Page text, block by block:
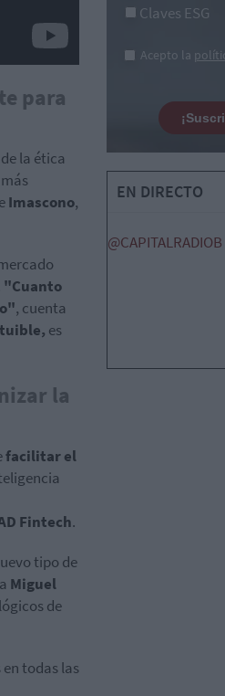
para
la ética
Imascono,
"Cuanto
, cuenta
es
la
facilitar el
Fintech.
tipo de
Miguel
de
todas las
Claves ESG
Acepto la
EN DIRECTO
@CAPITALRADIOB